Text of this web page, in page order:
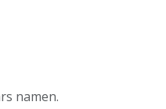
namen.